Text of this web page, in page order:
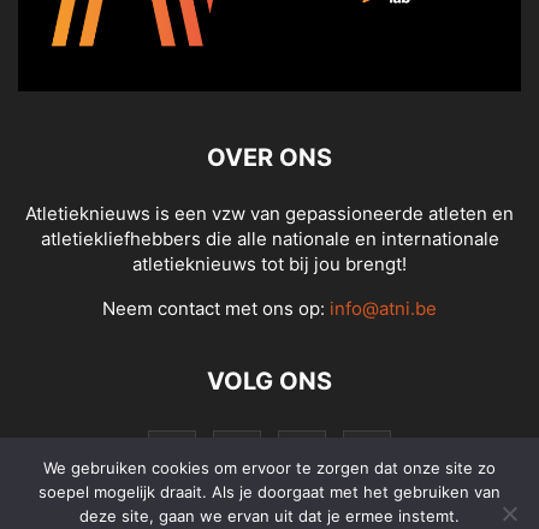
OVER ONS
Atletieknieuws is een vzw van gepassioneerde atleten en
atletiekliefhebbers die alle nationale en internationale
atletieknieuws tot bij jou brengt!
Neem contact met ons op: info@atni.be
VOLG ONS
We gebruiken cookies om ervoor te zorgen dat onze site zo
soepel mogelijk draait. Als je doorgaat met het gebruiken van
deze site, gaan we ervan uit dat je ermee instemt.